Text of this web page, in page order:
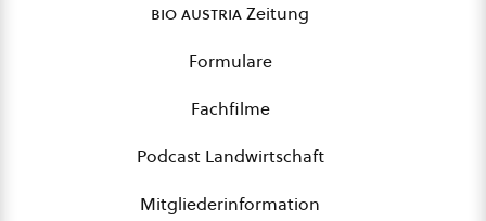
bio austriaZeitung
Formulare
Fachfilme
Podcast Landwirtschaft
Mitgliederinformation